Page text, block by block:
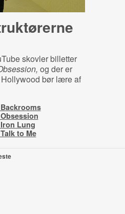
skovler billetter
og der er
bør lære af
Lung
to Me